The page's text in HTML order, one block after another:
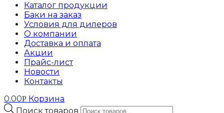
Каталог продукции
Баки на заказ
Условия для дилеров
О компании
Доставка и оплата
Акции
Прайс-лист
Новости
Контакты
0.00Р Корзина
Поиск товаров